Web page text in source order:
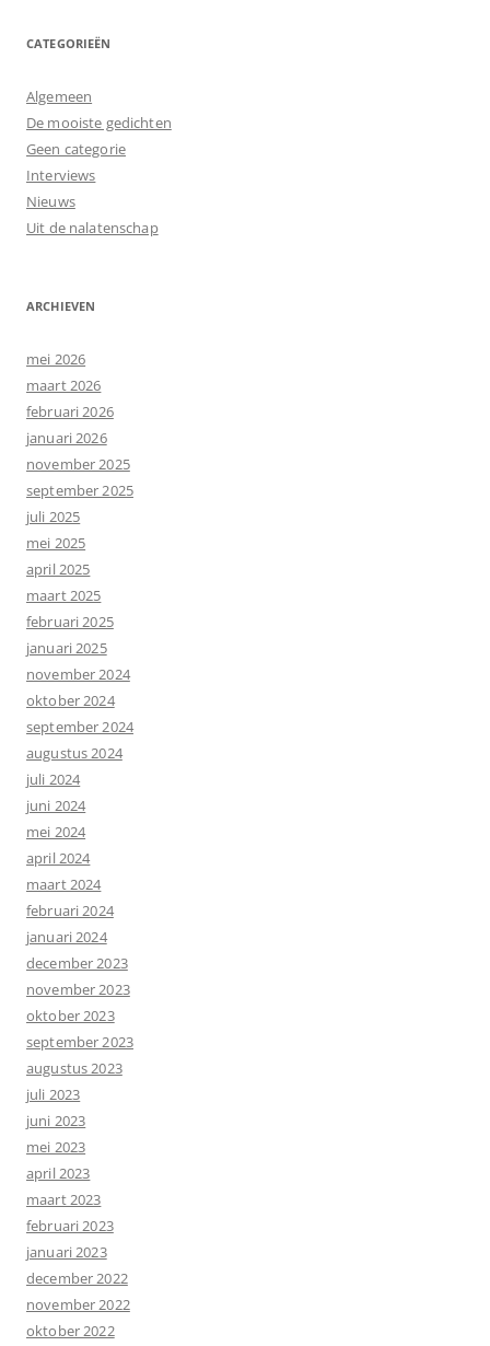
CATEGORIEËN
Algemeen
De mooiste gedichten
Geen categorie
Interviews
Nieuws
Uit de nalatenschap
ARCHIEVEN
mei 2026
maart 2026
februari 2026
januari 2026
november 2025
september 2025
juli 2025
mei 2025
april 2025
maart 2025
februari 2025
januari 2025
november 2024
oktober 2024
september 2024
augustus 2024
juli 2024
juni 2024
mei 2024
april 2024
maart 2024
februari 2024
januari 2024
december 2023
november 2023
oktober 2023
september 2023
augustus 2023
juli 2023
juni 2023
mei 2023
april 2023
maart 2023
februari 2023
januari 2023
december 2022
november 2022
oktober 2022